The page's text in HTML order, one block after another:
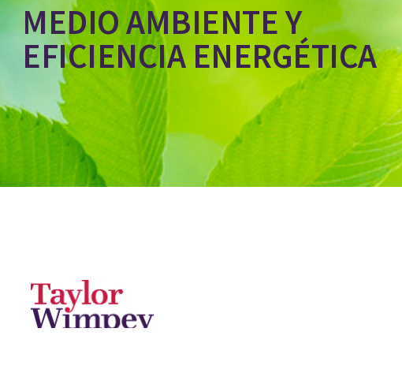
MEDIO AMBIENTE Y
EFICIENCIA ENERGÉTICA